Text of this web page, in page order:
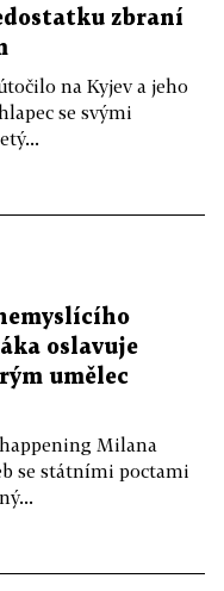
zbraní
na Kyjev a jeho
se svými
oslavuje
umělec
Milana
se státními poctami